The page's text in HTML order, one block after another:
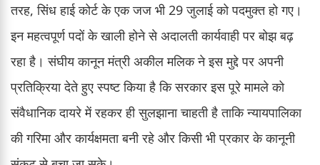
तरह, सिंध हाई कोर्ट के एक जज भी 29 जुलाई को पदमुक्त हो गए।
इन महत्वपूर्ण पदों के खाली होने से अदालती कार्यवाही पर बोझ बढ़
रहा है। संघीय कानून मंत्री अकील मलिक ने इस मुद्दे पर अपनी
प्रतिक्रिया देते हुए स्पष्ट किया है कि सरकार इस पूरे मामले को
संवैधानिक दायरे में रहकर ही सुलझाना चाहती है ताकि न्यायपालिका
की गरिमा और कार्यक्षमता बनी रहे और किसी भी प्रकार के कानूनी